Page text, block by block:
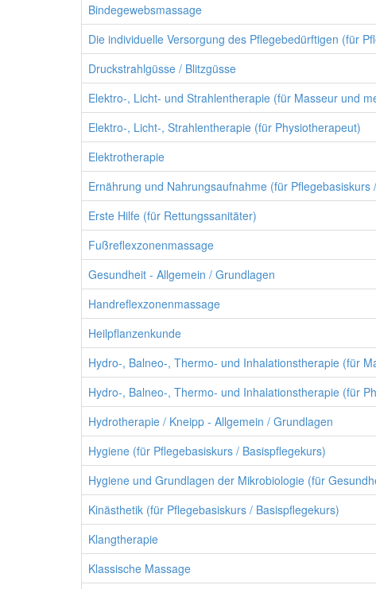
Bindegewebsmassage
Die individuelle Versorgung des Pflegebedürftigen (für
Druckstrahlgüsse / Blitzgüsse
Elektro-, Licht- und Strahlentherapie (für Masseur und
Elektro-, Licht-, Strahlentherapie (für Physiotherapeut)
Elektrotherapie
Ernährung und Nahrungsaufnahme (für Pflegebasiskurs
Erste Hilfe (für Rettungssanitäter)
Fußreflexzonenmassage
Gesundheit - Allgemein / Grundlagen
Handreflexzonenmassage
Heilpflanzenkunde
Hydro-, Balneo-, Thermo- und Inhalationstherapie (für
Hydro-, Balneo-, Thermo- und Inhalationstherapie (für
Hydrotherapie / Kneipp - Allgemein / Grundlagen
Hygiene (für Pflegebasiskurs / Basispflegekurs)
Hygiene und Grundlagen der Mikrobiologie (für
Kinästhetik (für Pflegebasiskurs / Basispflegekurs)
Klangtherapie
Klassische Massage